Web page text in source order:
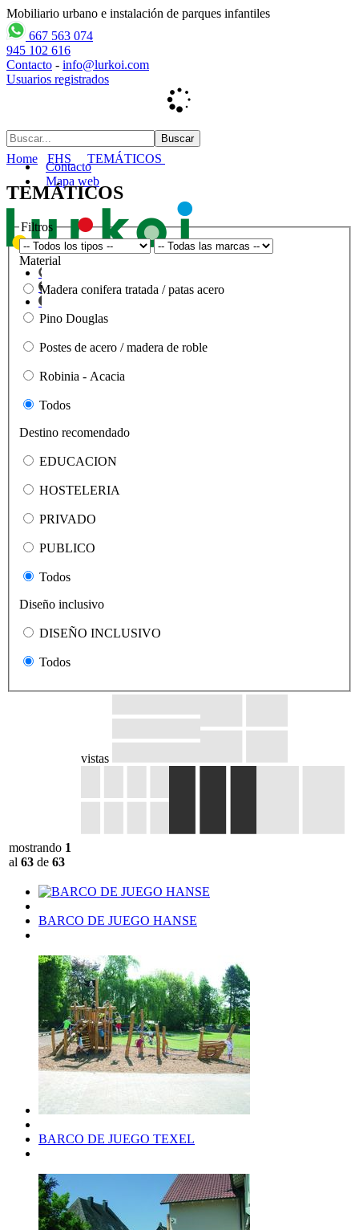
Mobiliario urbano e instalación de parques infantiles
667 563 074
945 102 616
Contacto - info@lurkoi.com
Usuarios registrados
Contacto
Mapa web
Home FHS TEMÁTICOS
TEMÁTICOS
Filtros
Material
Madera conifera tratada / patas acero
Pino Douglas
Postes de acero / madera de roble
Robinia - Acacia
Todos
Destino recomendado
EDUCACION
HOSTELERIA
PRIVADO
PUBLICO
Todos
Diseño inclusivo
DISEÑO INCLUSIVO
Todos
vistas
mostrando 1
al 63 de 63
BARCO DE JUEGO HANSE
BARCO DE JUEGO TEXEL